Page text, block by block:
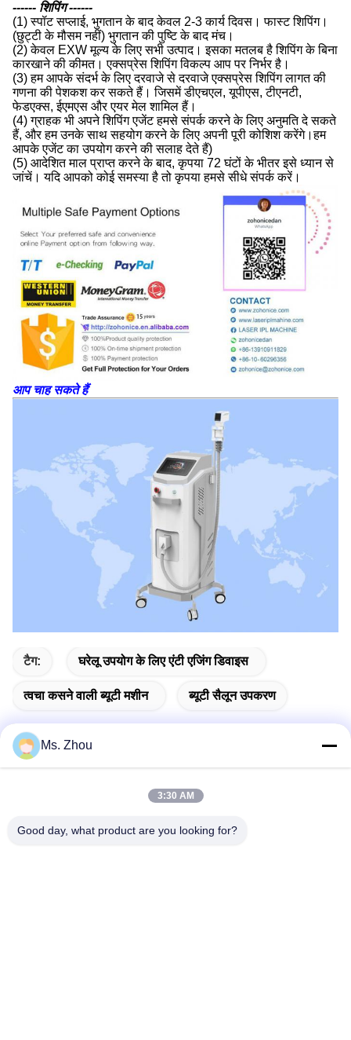
------ शिपिंग ------
(1) स्पॉट सप्लाई, भुगतान के बाद केवल 2-3 कार्य दिवस। फास्ट शिपिंग।
(छुट्टी के मौसम नहीं) भुगतान की पुष्टि के बाद मंच।
(2) केवल EXW मूल्य के लिए सभी उत्पाद। इसका मतलब है शिपिंग के बिना
कारखाने की कीमत। एक्सप्रेस शिपिंग विकल्प आप पर निर्भर है।
(3) हम आपके संदर्भ के लिए दरवाजे से दरवाजे एक्सप्रेस शिपिंग लागत की
गणना की पेशकश कर सकते हैं। जिसमें डीएचएल, यूपीएस, टीएनटी,
फेडएक्स, ईएमएस और एयर मेल शामिल हैं।
(4) ग्राहक भी अपने शिपिंग एजेंट हमसे संपर्क करने के लिए अनुमति दे सकते
हैं, और हम उनके साथ सहयोग करने के लिए अपनी पूरी कोशिश करेंगे।हम
आपके एजेंट का उपयोग करने की सलाह देते हैं)
(5) आदेशित माल प्राप्त करने के बाद, कृपया 72 घंटों के भीतर इसे ध्यान से
जांचें। यदि आपको कोई समस्या है तो कृपया हमसे सीधे संपर्क करें।
आप चाह सकते हैं
टैग: घरेलू उपयोग के लिए एंटी एजिंग डिवाइस
त्वचा कसने वाली ब्यूटी मशीन ब्यूटी सैलून उपकरण
पता
Ms. Zhou
3:30 AM
Good day, what product are you looking for?